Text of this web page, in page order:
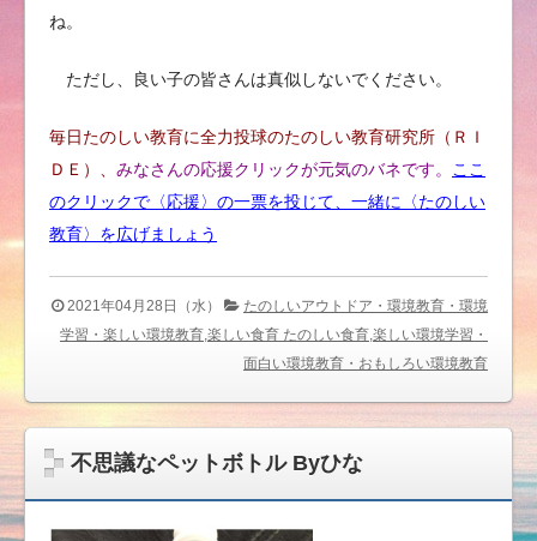
ね。
ただし、良い子の皆さんは真似しないでください。
毎日たのしい教育に全力投球のたのしい教育研究所（ＲＩ
ＤＥ）、 みなさんの応援クリックが元気のバネです。 ここ
のクリックで〈応援〉の一票を投じて、 一緒に〈たのしい
教育〉を広げましょう
2021年04月28日（水）
たのしいアウトドア・環境教育・環境
学習・楽しい環境教育,楽しい食育 たのしい食育,楽しい環境学習・
面白い環境教育・おもしろい環境教育
不思議なペットボトル Byひな